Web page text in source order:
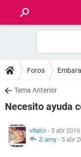
FOROS
SALUD
NUTRICIÓN
Foros
Tema Anterior
Necesito ayuda
vitalcr- 5 abr
Z-amy - 5 abr